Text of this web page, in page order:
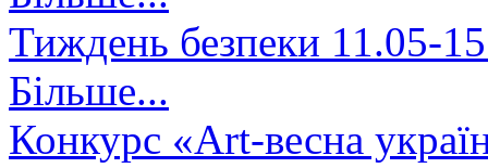
Тиждень безпеки 11.05-
Більше...
Конкурс «Art-весна